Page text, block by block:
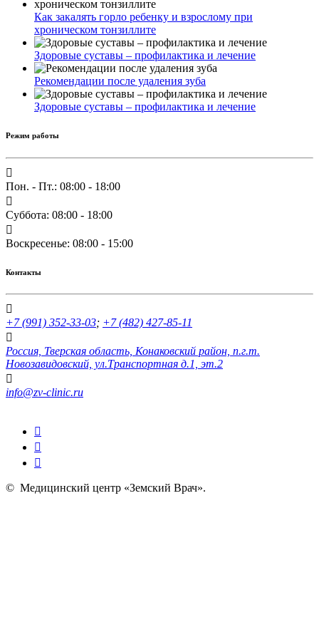
Как закалять горло ребенку и взрослому при
хроническом тонзиллите
Здоровые суставы – профилактика и лечение
Рекомендации после удаления зуба
Здоровые суставы – профилактика и лечение
Режим работы
Пон. - Пт.: 08:00 - 18:00
Суббота: 08:00 - 18:00
Воскресенье: 08:00 - 15:00
Контакты
+7 (991) 352-33-03; +7 (482) 427-85-11
Россия, Тверская область, Конаковский район, п.г.т.
Новозавидовский, ул.Транспортная д.1, эт.2
info@zv-clinic.ru
© Медицинский центр «Земский Врач».